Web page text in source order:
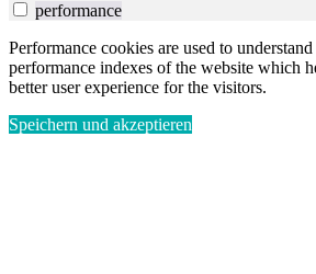
performance
Performance cookies are used to
performance indexes of the website which
better user experience for the visitors.
Speichern und akzeptieren